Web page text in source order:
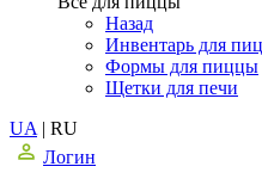
Назад
Инвентарь для
Формы для пиццы
Щетки для печи
UA | RU
Логин